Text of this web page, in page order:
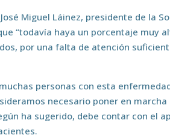
Miguel Láinez, presidente de la
“todavía haya un porcentaje muy
por una falta de atención
personas con esta
necesario poner en
ha sugerido, debe contar con el